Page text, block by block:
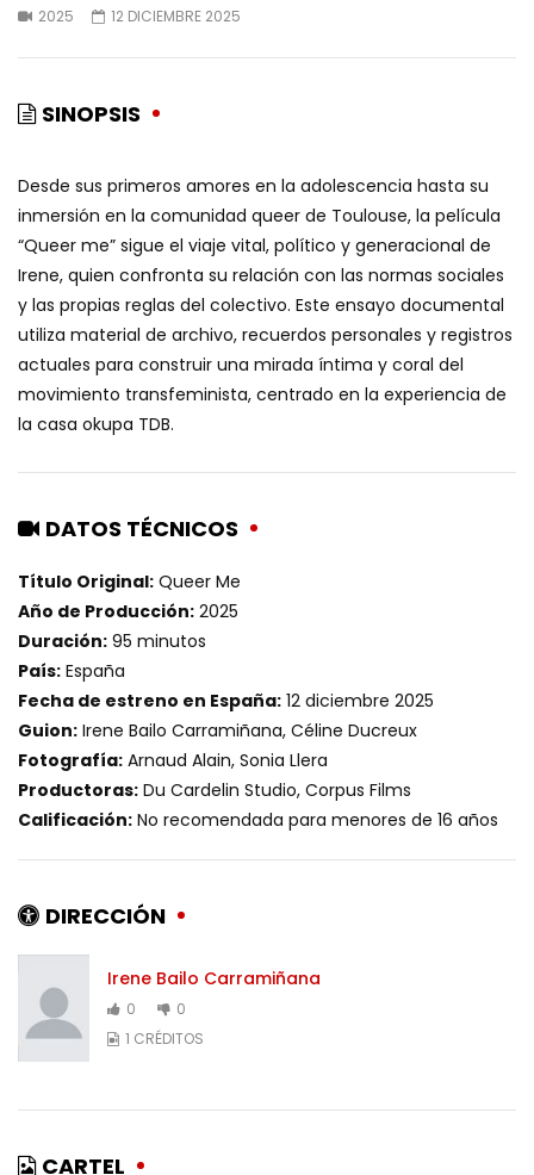
2025 12 DICIEMBRE 2025
SINOPSIS
Desde sus primeros amores en la adolescencia hasta su
inmersión en la comunidad queer de Toulouse, la película
“Queer me” sigue el viaje vital, político y generacional de
Irene, quien confronta su relación con las normas sociales
y las propias reglas del colectivo. Este ensayo documental
utiliza material de archivo, recuerdos personales y registros
actuales para construir una mirada íntima y coral del
movimiento transfeminista, centrado en la experiencia de
la casa okupa TDB.
DATOS TÉCNICOS
Título Original: Queer Me
Año de Producción: 2025
Duración: 95 minutos
País: España
Fecha de estreno en España: 12 diciembre 2025
Guion: Irene Bailo Carramiñana, Céline Ducreux
Fotografía: Arnaud Alain, Sonia Llera
Productoras: Du Cardelin Studio, Corpus Films
Calificación: No recomendada para menores de 16 años
DIRECCIÓN
Irene Bailo Carramiñana
0
0
1 CRÉDITOS
CARTEL